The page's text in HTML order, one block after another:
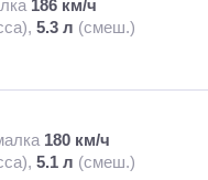
186 км/ч
5.3 л (смеш.)
180 км/ч
5.1 л (смеш.)